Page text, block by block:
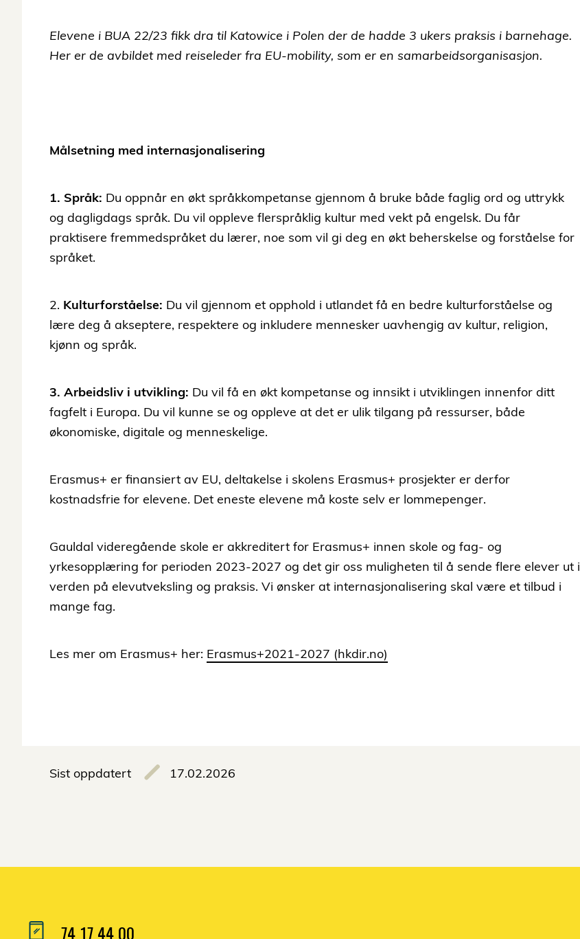
Elevene i BUA 22/23 fikk dra til Katowice i Polen der de hadde 3 ukers praksis i barnehage.
Her er de avbildet med reiseleder fra EU-mobility, som er en samarbeidsorganisasjon.
Målsetning med internasjonalisering
1. Språk: Du oppnår en økt språkkompetanse gjennom å bruke både faglig ord og uttrykk
og dagligdags språk. Du vil oppleve flerspråklig kultur med vekt på engelsk. Du får
praktisere fremmedspråket du lærer, noe som vil gi deg en økt beherskelse og forståelse for
språket.
2. Kulturforståelse: Du vil gjennom et opphold i utlandet få en bedre kulturforståelse og
lære deg å akseptere, respektere og inkludere mennesker uavhengig av kultur, religion,
kjønn og språk.
3. Arbeidsliv i utvikling: Du vil få en økt kompetanse og innsikt i utviklingen innenfor ditt
fagfelt i Europa. Du vil kunne se og oppleve at det er ulik tilgang på ressurser, både
økonomiske, digitale og menneskelige.
Erasmus+ er finansiert av EU, deltakelse i skolens Erasmus+ prosjekter er derfor
kostnadsfrie for elevene. Det eneste elevene må koste selv er lommepenger.
Gauldal videregående skole er akkreditert for Erasmus+ innen skole og fag- og
yrkesopplæring for perioden 2023-2027 og det gir oss muligheten til å sende flere elever ut i
verden på elevutveksling og praksis. Vi ønsker at internasjonalisering skal være et tilbud i
mange fag.
Les mer om Erasmus+ her: Erasmus+2021-2027 (hkdir.no)
Sist oppdatert 17.02.2026
74 17 44 00